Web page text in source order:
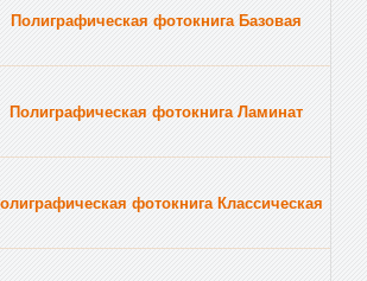
Полиграфическая фотокнига Базовая
Полиграфическая фотокнига Ламинат
фотокнига Классическая